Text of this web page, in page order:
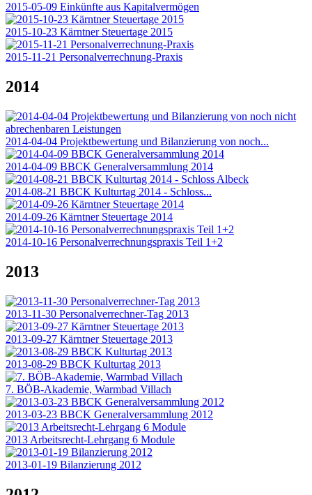
2015-05-09 Einkünfte aus Kapitalvermögen
2015-10-23 Kärntner Steuertage 2015
2015-11-21 Personalverrechnung-Praxis
2014
2014-04-04 Projektbewertung und Bilanzierung von noch...
2014-04-09 BBCK Generalversammlung 2014
2014-08-21 BBCK Kulturtag 2014 - Schloss...
2014-09-26 Kärntner Steuertage 2014
2014-10-16 Personalverrechnungspraxis Teil 1+2
2013
2013-11-30 Personalverrechner-Tag 2013
2013-09-27 Kärntner Steuertage 2013
2013-08-29 BBCK Kulturtag 2013
7. BÖB-Akademie, Warmbad Villach
2013-03-23 BBCK Generalversammlung 2012
2013 Arbeitsrecht-Lehrgang 6 Module
2013-01-19 Bilanzierung 2012